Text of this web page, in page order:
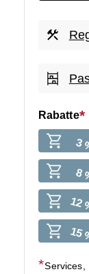
Rabatte
3
8
12
15
Services,